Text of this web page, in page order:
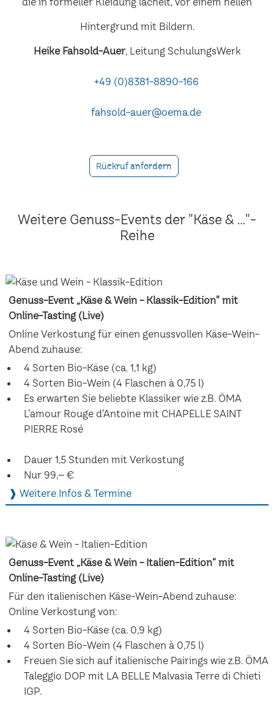
Heike Fahsold-Auer, Leitung SchulungsWerk
+49 (0)8381-8890-166
fahsold-auer@oema.de
Rückruf anfordern
Weitere Genuss-Events der "Käse & ..."-
Reihe
Genuss-Event „Käse & Wein - Klassik-Edition" mit
Online-Tasting (Live)
Online Verkostung für einen genussvollen Käse-Wein-
Abend zuhause:
4 Sorten Bio-Käse (ca. 1,1 kg)
4 Sorten Bio-Wein (4 Flaschen à 0,75 l)
Es erwarten Sie beliebte Klassiker wie z.B. ÖMA
L'amour Rouge d'Antoine mit CHAPELLE SAINT
PIERRE Rosé
Dauer 1,5 Stunden mit Verkostung
Nur 99,– €
❱ Weitere Infos & Termine
Genuss-Event „Käse & Wein - Italien-Edition“ mit
Online-Tasting (Live)
Für den italienischen Käse-Wein-Abend zuhause:
Online Verkostung von:
4 Sorten Bio-Käse (ca. 0,9 kg)
4 Sorten Bio-Wein (4 Flaschen à 0,75 l)
Freuen Sie sich auf italienische Pairings wie z.B. ÖMA
Taleggio DOP mit LA BELLE Malvasia Terre di Chieti
IGP.